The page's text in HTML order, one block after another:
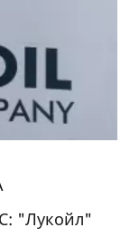
"Лукойл"